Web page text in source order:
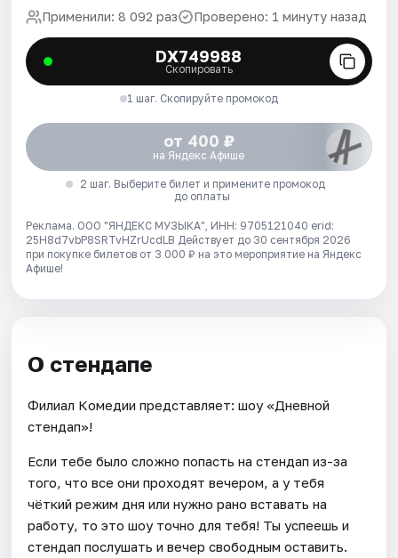
Применили: 8 092 раз Проверено: 1 минуту назад
DX749988
Скопировать
1 шаг. Скопируйте промокод
от 400 ₽
на Яндекс Афише
2 шаг. Выберите билет и примените промокод
до оплаты
Реклама. ООО "ЯНДЕКС МУЗЫКА", ИНН: 9705121040 erid:
25H8d7vbP8SRTvHZrUcdLB Действует до 30 сентября 2026
при покупке билетов от 3 000 ₽ на это мероприятие на Яндекс
Афише!
О стендапе
Филиал Комедии представляет: шоу «Дневной
стендап»!
Если тебе было сложно попасть на стендап из-за
того, что все они проходят вечером, а у тебя
чёткий режим дня или нужно рано вставать на
работу, то это шоу точно для тебя! Ты успеешь и
стендап послушать и вечер свободным оставить.